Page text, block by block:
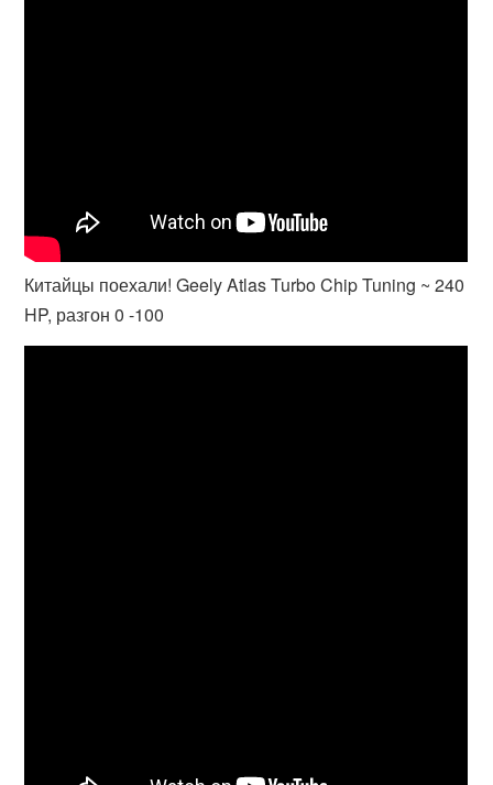
Китайцы поехали! Geely Atlas Turbo Chip Tuning ~ 240
HP, разгон 0 -100